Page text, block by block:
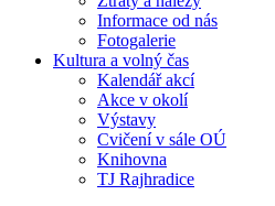
Informace od nás
Fotogalerie
Kultura a volný čas
Kalendář akcí
Akce v okolí
Výstavy
Cvičení v sále OÚ
Knihovna
TJ Rajhradice